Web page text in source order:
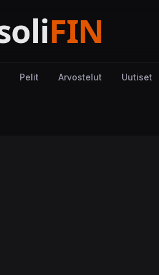
Pelit Arvostelut Uutiset